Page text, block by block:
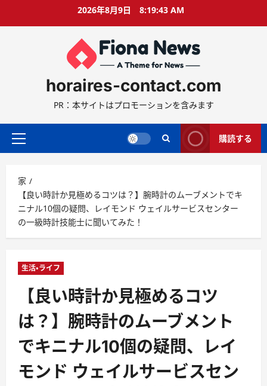
2026年8月9日 8:19:44 AM
horaires-contact.com
PR：本サイトはプロモーションを含みます
プ
マ
リ
ー
メ
ニ
ー
購読する
家
【良い時計か見極めるコツは？】腕時計のムーブメントでキ
ニナル10個の疑問、レイモンド ウェイルサービスセンター
の一級時計技能士に聞いてみた！
生活・ライフ
【良い時計か見極めるコツ
は？】腕時計のムーブメント
でキニナル10個の疑問、レイ
モンド ウェイルサービスセン